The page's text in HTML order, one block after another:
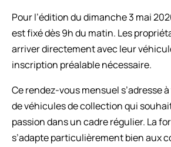
Pour l’édition du dimanche 3 mai
est fixé dès 9h du matin. Les
arriver directement avec leur
inscription préalable nécessaire.
Ce rendez-vous mensuel s’adresse
de véhicules de collection qui
passion dans un cadre régulier. La
s’adapte particulièrement bien aux